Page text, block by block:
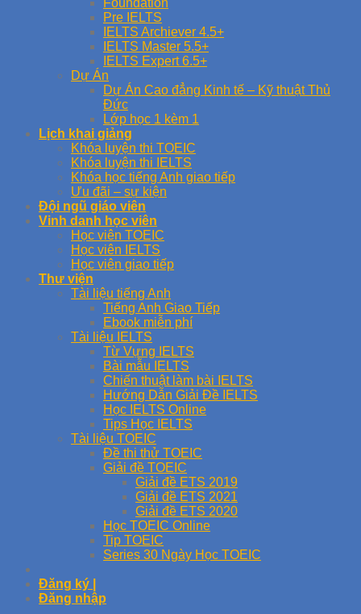
Foundation
Pre IELTS
IELTS Archiever 4.5+
IELTS Master 5.5+
IELTS Expert 6.5+
Dự Án
Dự Án Cao đẳng Kinh tế – Kỹ thuật Thủ
Đức
Lớp học 1 kèm 1
Lịch khai giảng
Khóa luyện thi TOEIC
Khóa luyện thi IELTS
Khóa học tiếng Anh giao tiếp
Ưu đãi – sự kiện
Đội ngũ giáo viên
Vinh danh học viên
Học viên TOEIC
Học viên IELTS
Học viên giao tiếp
Thư viện
Tài liệu tiếng Anh
Tiếng Anh Giao Tiếp
Ebook miễn phí
Tài liệu IELTS
Từ Vựng IELTS
Bài mẫu IELTS
Chiến thuật làm bài IELTS
Hướng Dẫn Giải Đề IELTS
Học IELTS Online
Tips Học IELTS
Tài liệu TOEIC
Đề thi thử TOEIC
Giải đề TOEIC
Giải đề ETS 2019
Giải đề ETS 2021
Giải đề ETS 2020
Học TOEIC Online
Tip TOEIC
Series 30 Ngày Học TOEIC
Đăng ký |
Đăng nhập